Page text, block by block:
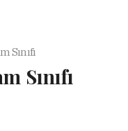
Sınıfı
Sınıfı